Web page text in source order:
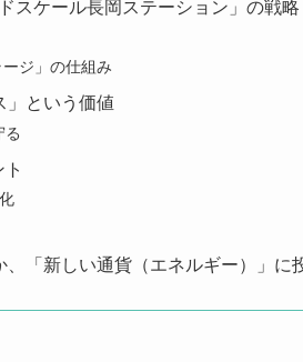
スケール長岡ステーション」の戦略
ジ」の仕組み
」という価値
る
「新しい通貨（エネルギー）」に